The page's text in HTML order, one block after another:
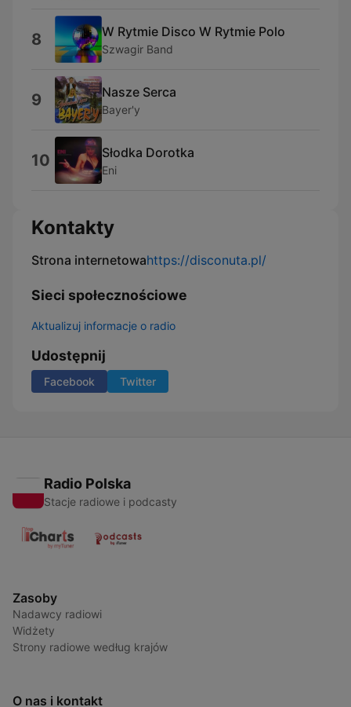
8 W Rytmie Disco W Rytmie Polo
Szwagir Band
9 Nasze Serca
Bayer'y
10 Słodka Dorotka
Eni
Kontakty
Strona internetowahttps://disconuta.pl/
Sieci społecznościowe
Aktualizuj informacje o radio
Udostępnij
Facebook Twitter
Radio Polska
Stacje radiowe i podcasty
Zasoby
Nadawcy radiowi
Widżety
Strony radiowe według krajów
O nas i kontakt